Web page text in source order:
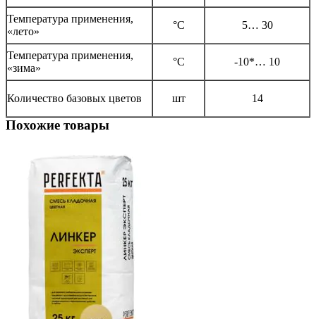
Температура применения,
«лето»
°С 5… 30
Температура применения,
«зима»
°С -10*… 10
Количество базовых цветов шт 14
Похожие товары